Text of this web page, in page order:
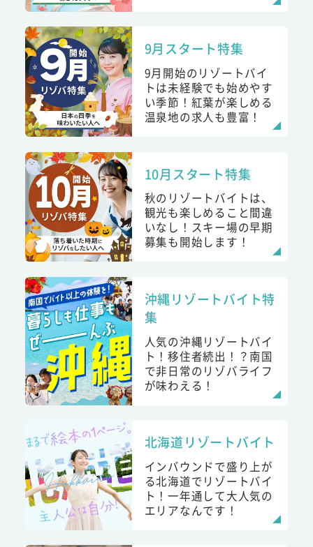
9月スタート特集
9月開始のリゾートバイ
トは未経験でも始めやす
い季節！紅葉が楽しめる
温泉地の求人も豊富！
10月スタート特集
秋のリゾートバイトは、
観光も楽しめること間違
いなし！スキー場の早期
募集も開始します！
沖縄リゾートバイト特
集
人気の沖縄リゾートバイ
ト！移住者続出！？南国
で非日常のリゾバライフ
が味わえる！
北海道リゾートバイト
インバウンドで盛り上が
る北海道でリゾートバイ
ト！一年通して大人気の
エリアなんです！